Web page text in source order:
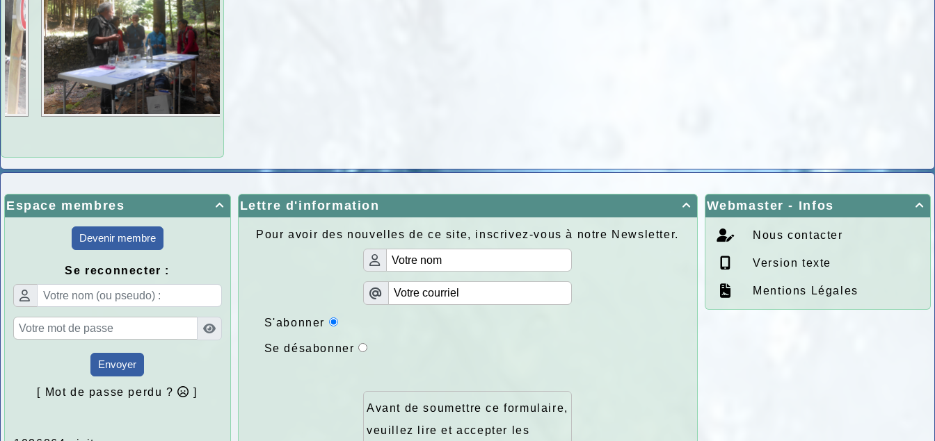

Espace membres
Devenir membre
Se reconnecter :
Envoyer
[ Mot de passe perdu ? ]

Lettre d'information
Pour avoir des nouvelles de ce site, inscrivez-vous à notre Newsletter.
S'abonner
Se désabonner
Avant de soumettre ce formulaire,
veuillez lire et accepter les

Webmaster - Infos
Nous contacter
Version texte
Mentions Légales